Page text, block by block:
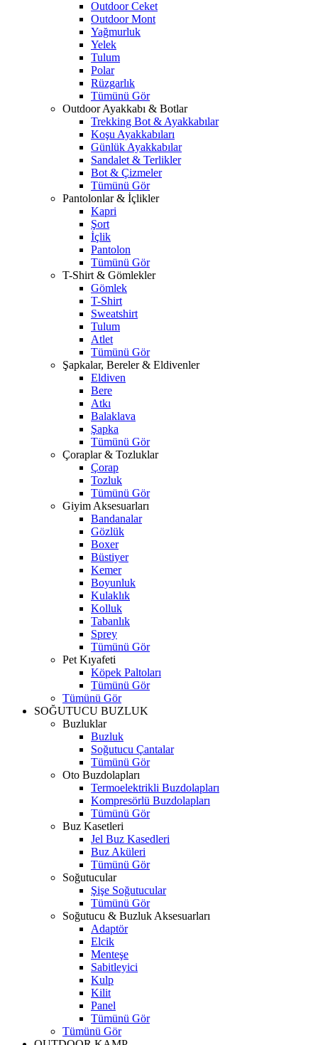
Outdoor Ceket
Outdoor Mont
Yağmurluk
Yelek
Tulum
Polar
Rüzgarlık
Tümünü Gör
Outdoor Ayakkabı & Botlar
Trekking Bot & Ayakkabılar
Koşu Ayakkabıları
Günlük Ayakkabılar
Sandalet & Terlikler
Bot & Çizmeler
Tümünü Gör
Pantolonlar & İçlikler
Kapri
Şort
İçlik
Pantolon
Tümünü Gör
T-Shirt & Gömlekler
Gömlek
T-Shirt
Sweatshirt
Tulum
Atlet
Tümünü Gör
Şapkalar, Bereler & Eldivenler
Eldiven
Bere
Atkı
Balaklava
Şapka
Tümünü Gör
Çoraplar & Tozluklar
Çorap
Tozluk
Tümünü Gör
Giyim Aksesuarları
Bandanalar
Gözlük
Boxer
Büstiyer
Kemer
Boyunluk
Kulaklık
Kolluk
Tabanlık
Sprey
Tümünü Gör
Pet Kıyafeti
Köpek Paltoları
Tümünü Gör
Tümünü Gör
SOĞUTUCU BUZLUK
Buzluklar
Buzluk
Soğutucu Çantalar
Tümünü Gör
Oto Buzdolapları
Termoelektrikli Buzdolapları
Kompresörlü Buzdolapları
Tümünü Gör
Buz Kasetleri
Jel Buz Kasedleri
Buz Aküleri
Tümünü Gör
Soğutucular
Şişe Soğutucular
Tümünü Gör
Soğutucu & Buzluk Aksesuarları
Adaptör
Elcik
Menteşe
Sabitleyici
Kulp
Kilit
Panel
Tümünü Gör
Tümünü Gör